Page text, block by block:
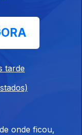
tarde
onde ficou,